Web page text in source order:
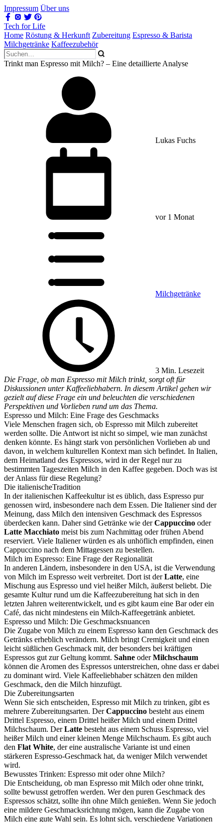
Impressum Über uns
Tech for Life
Home Röstung & Herkunft Zubereitung Espresso & Barista
Milchgetränke Kaffeezubehör
Trinkt man Espresso mit Milch? – Eine detaillierte Analyse
Lukas Fuchs
vor 1 Monat
Milchgetränke
3 Min. Lesezeit
Die Frage, ob man Espresso mit Milch trinkt, sorgt oft für
Diskussionen unter Kaffeeliebhabern. In diesem Artikel gehen wir
gezielt auf diese Frage ein und beleuchten die verschiedenen
Perspektiven und Vorlieben rund um das Thema.
Espresso und Milch: Eine Frage des Geschmacks
Viele Menschen fragen sich, ob Espresso mit Milch zubereitet
werden sollte. Die Antwort ist nicht so simpel, wie man zunächst
denken könnte. Es hängt stark von persönlichen Vorlieben ab und
davon, in welchem kulturellen Kontext man sich befindet. In Italien,
dem Heimatland des Espressos, wird in der Regel nur zu
bestimmten Tageszeiten Milch in den Kaffee gegeben. Doch was ist
der Anlass für diese Regelung?
Die italienischeTradition
In der italienischen Kaffeekultur ist es üblich, dass Espresso pur
genossen wird, insbesondere nach dem Essen. Die Italiener sind der
Meinung, dass Milch den intensiven Geschmack des Espressos
überdecken kann. Daher sind Getränke wie derCappuccino oder
Latte Macchiato meist bis zum Nachmittag oder frühen Abend
reserviert. Viele Italiener würden es als unhöflich empfinden, einen
Cappuccino nach dem Mittagessen zu bestellen.
Milch im Espresso: Eine Frage der Regionalität
In anderen Ländern, insbesondere in den USA, ist die Verwendung
von Milch im Espresso weit verbreitet. Dort ist derLatte, eine
Mischung aus Espresso und viel heißer Milch, äußerst beliebt. Die
gesamte Kultur rund um die Kaffeezubereitung hat sich in den
letzten Jahren weiterentwickelt, und es gibt kaum eine Bar oder ein
Café, das nicht mindestens ein Milch-Kaffeegetränk anbietet.
Espresso und Milch: Die Geschmacksnuancen
Die Zugabe von Milch zu einem Espresso kann den Geschmack des
Getränks erheblich verändern. Milch bringt Cremigkeit und einen
leicht süßlichen Geschmack mit, der besonders bei kräftigen
Espressos gut zur Geltung kommt. Sahne oderMilchschaum
können die Aromen des Espressos unterstreichen, ohne dass er dabei
zu dominant wird. Viele Kaffeeliebhaber schätzen den milden
Geschmack, den die Milch hinzufügt.
Die Zubereitungsarten
Wenn Sie sich entscheiden, Espresso mit Milch zu trinken, gibt es
mehrere Zubereitungsarten. DerCappuccino besteht aus einem
Drittel Espresso, einem Drittel heißer Milch und einem Drittel
Milchschaum. DerLatte besteht aus einem Schuss Espresso, viel
heißer Milch und einer kleinen Menge Milchschaum. Es gibt auch
den Flat White, der eine australische Variante ist und einen
stärkeren Espresso-Geschmack hat, da weniger Milch verwendet
wird.
Bewusstes Trinken: Espresso mit oder ohne Milch?
Die Entscheidung, ob man Espresso mit Milch oder ohne trinkt,
sollte bewusst getroffen werden. Wer den puren Geschmack des
Espressos schätzt, sollte ihn ohne Milch genießen. Wenn Sie jedoch
eine mildere Geschmacksrichtung mögen, kann die Zugabe von
Milch eine gute Wahl sein. Es lohnt sich, verschiedene Variationen